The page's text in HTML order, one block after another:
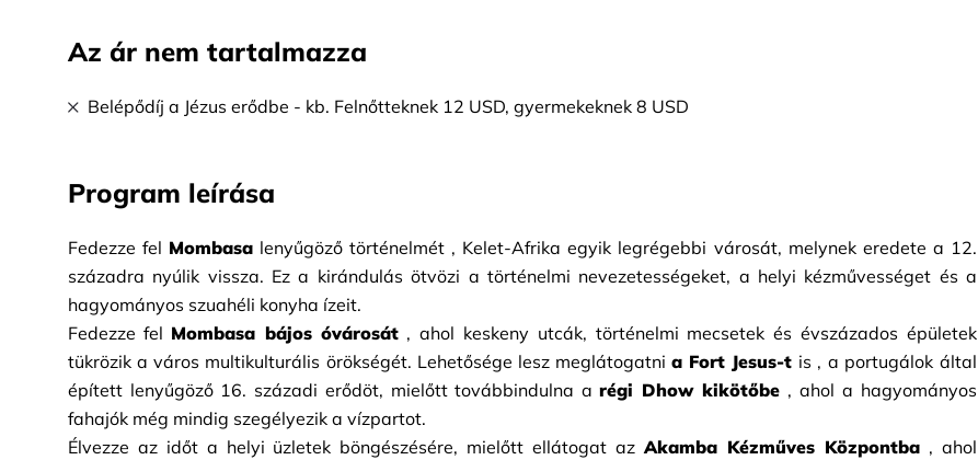
Az ár nem tartalmazza
Belépődíj a Jézus erődbe - kb. Felnőtteknek 12 USD, gyermekeknek 8 USD
Program leírása
Fedezze fel Mombasa lenyűgöző történelmét , Kelet-Afrika egyik legrégebbi városát, melynek eredete a 12.
századra nyúlik vissza. Ez a kirándulás ötvözi a történelmi nevezetességeket, a helyi kézművességet és a
hagyományos szuahéli konyha ízeit.
Fedezze fel Mombasa bájos óvárosát , ahol keskeny utcák, történelmi mecsetek és évszázados épületek
tükrözik a város multikulturális örökségét. Lehetősége lesz meglátogatni a Fort Jesus-t is , a portugálok által
épített lenyűgöző 16. századi erődöt, mielőtt továbbindulna a régi Dhow kikötőbe , ahol a hagyományos
fahajók még mindig szegélyezik a vízpartot.
Élvezze az időt a helyi üzletek böngészésére, mielőtt ellátogat az Akamba Kézműves Központba , ahol